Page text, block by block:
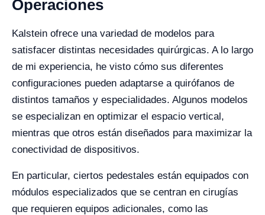
Operaciones
Kalstein ofrece una variedad de modelos para
satisfacer distintas necesidades quirúrgicas. A lo largo
de mi experiencia, he visto cómo sus diferentes
configuraciones pueden adaptarse a quirófanos de
distintos tamaños y especialidades. Algunos modelos
se especializan en optimizar el espacio vertical,
mientras que otros están diseñados para maximizar la
conectividad de dispositivos.
En particular, ciertos pedestales están equipados con
módulos especializados que se centran en cirugías
que requieren equipos adicionales, como las